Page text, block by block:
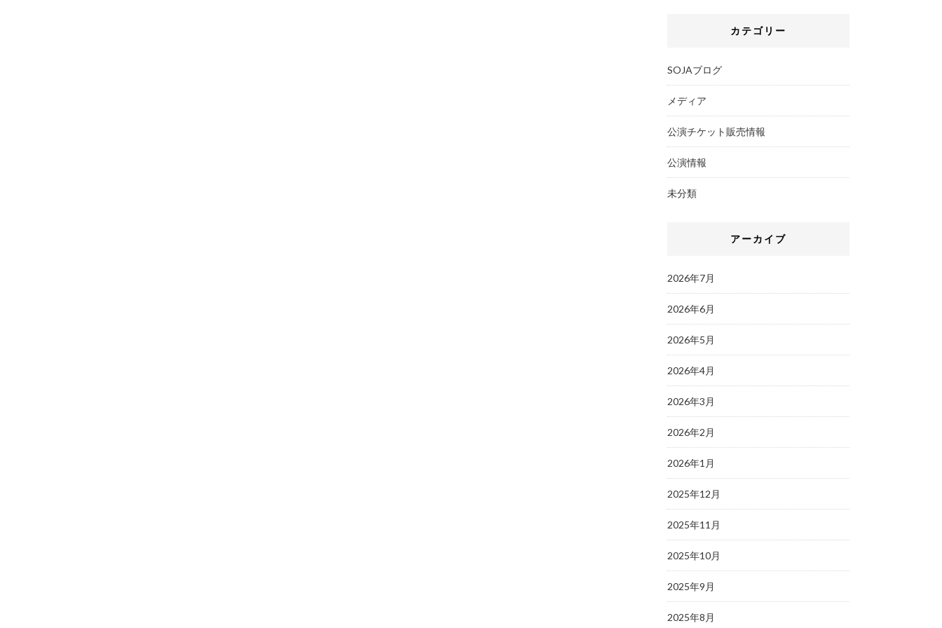
カテゴリー
SOJAブログ
メディア
公演チケット販売情報
公演情報
未分類
アーカイブ
2026年7月
2026年6月
2026年5月
2026年4月
2026年3月
2026年2月
2026年1月
2025年12月
2025年11月
2025年10月
2025年9月
2025年8月